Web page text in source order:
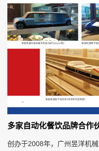
多家自动化餐饮品牌合作
创办于2008年，广州昱洋机